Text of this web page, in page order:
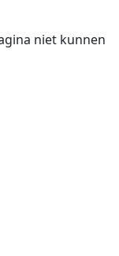
niet kunnen